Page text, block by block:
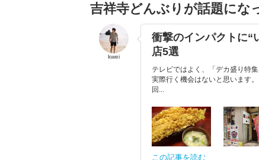
吉祥寺どんぶりが話題にな
kwei
衝撃のインパクトに“
店5選
テレビではよく、「デカ盛り特
実際行く機会はないと思います
回...
この記事を読む